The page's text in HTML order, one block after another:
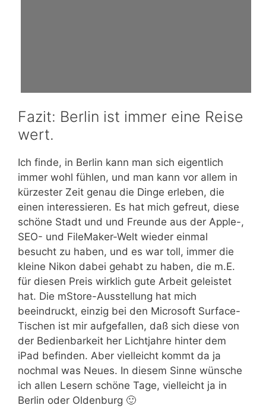
Fazit: Berlin ist immer eine Reise
wert.
Ich finde, in Berlin kann man sich eigentlich
immer wohl fühlen, und man kann vor allem in
kürzester Zeit genau die Dinge erleben, die
einen interessieren. Es hat mich gefreut, diese
schöne Stadt und und Freunde aus der Apple-,
SEO- und FileMaker-Welt wieder einmal
besucht zu haben, und es war toll, immer die
kleine Nikon dabei gehabt zu haben, die m.E.
für diesen Preis wirklich gute Arbeit geleistet
hat. Die mStore-Ausstellung hat mich
beeindruckt, einzig bei den Microsoft Surface-
Tischen ist mir aufgefallen, daß sich diese von
der Bedienbarkeit her Lichtjahre hinter dem
iPad befinden. Aber vielleicht kommt da ja
nochmal was Neues. In diesem Sinne wünsche
ich allen Lesern schöne Tage, vielleicht ja in
Berlin oder Oldenburg 🙂